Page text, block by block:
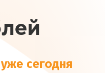
сегодня